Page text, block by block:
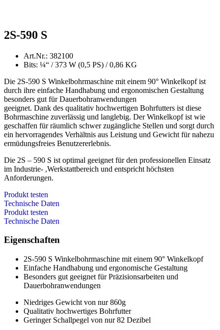
2S-590 S
Art.Nr.: 382100
Bits: ¼“ / 373 W (0,5 PS) / 0,86 KG
Die 2S-590 S Winkelbohrmaschine mit einem 90° Winkelkopf ist
durch ihre einfache Handhabung und ergonomischen Gestaltung
besonders gut für Dauerbohranwendungen
geeignet. Dank des qualitativ hochwertigen Bohrfutters ist diese
Bohrmaschine zuverlässig und langlebig. Der Winkelkopf ist wie
geschaffen für räumlich schwer zugängliche Stellen und sorgt durch
ein hervorragendes Verhältnis aus Leistung und Gewicht für nahezu
ermüdungsfreies Benutzererlebnis.
Die 2S – 590 S ist optimal geeignet für den professionellen Einsatz
im Industrie- ,Werkstattbereich und entspricht höchsten
Anforderungen.
Produkt testen
Technische Daten
Produkt testen
Technische Daten
Eigenschaften
2S-590 S Winkelbohrmaschine mit einem 90° Winkelkopf
Einfache Handhabung und ergonomische Gestaltung
Besonders gut geeignet für Präzisionsarbeiten und
Dauerbohranwendungen
Niedriges Gewicht von nur 860g
Qualitativ hochwertiges Bohrfutter
Geringer Schallpegel von nur 82 Dezibel